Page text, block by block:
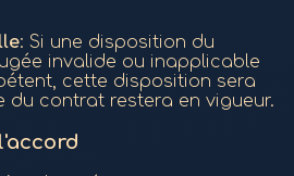
: Si une disposition du
invalide ou inapplicable
cette disposition sera
du contrat restera en vigueur.